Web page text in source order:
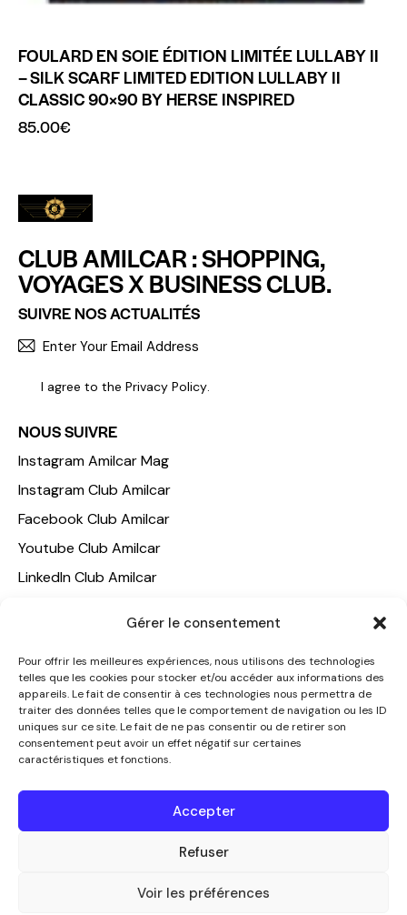
Gérer le consentement
Pour offrir les meilleures expériences, nous utilisons des technologies
telles que les cookies pour stocker et/ou accéder aux informations des
appareils. Le fait de consentir à ces technologies nous permettra de
traiter des données telles que le comportement de navigation ou les ID
uniques sur ce site. Le fait de ne pas consentir ou de retirer son
consentement peut avoir un effet négatif sur certaines
caractéristiques et fonctions.
Accepter
Refuser
Voir les préférences
FOULARD EN SOIE ÉDITION LIMITÉE LULLABY II
– SILK SCARF LIMITED EDITION LULLABY II
CLASSIC 90×90 BY HERSE INSPIRED
85.00€
CLUB AMILCAR : SHOPPING,
VOYAGES X BUSINESS CLUB.
SUIVRE NOS ACTUALITÉS
I agree to the Privacy Policy.
NOUS SUIVRE
Instagram Amilcar Mag
Instagram Club Amilcar
Facebook Club Amilcar
Youtube Club Amilcar
LinkedIn Club Amilcar
NOTRE GROUPE
ACCUEIL
AMILCAR TRAVEL CLUB
CLUB AMILCAR, Club d'affaires international
AGENCE MEDIANE
CONTACT
+33 7 49 60 92 02